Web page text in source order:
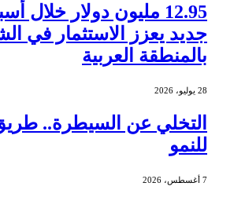
12.95 مليون دولار خلال
جديد يعزز الاستثمار في
بالمنطقة العربية
28 يوليو، 2026
التخلي عن السيطرة..
للنمو
7 أغسطس، 2026